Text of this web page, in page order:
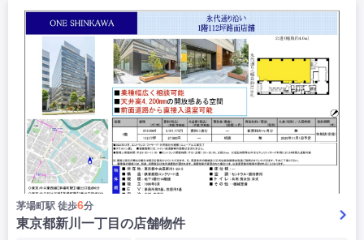
茅場町駅 徒歩6分
東京都新川一丁目の店舗物件